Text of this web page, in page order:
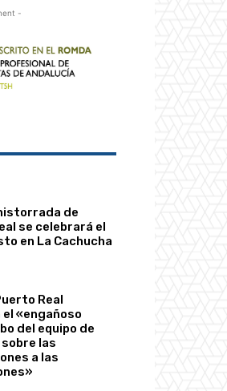
-
de
se celebrará el
en La Cachucha
Real
«engañoso
del equipo de
las
a las